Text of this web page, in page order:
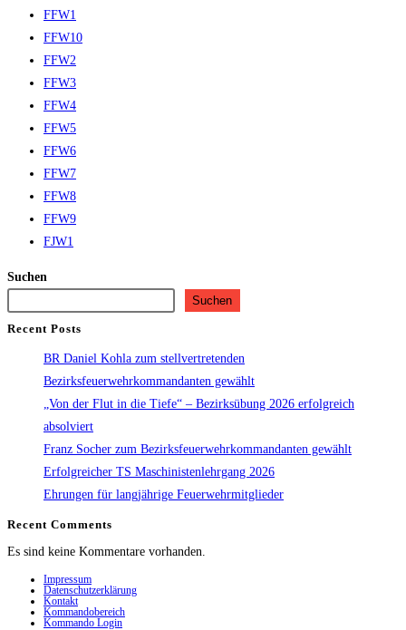
FFW1
FFW10
FFW2
FFW3
FFW4
FFW5
FFW6
FFW7
FFW8
FFW9
FJW1
Suchen
Suchen
Recent Posts
BR Daniel Kohla zum stellvertretenden
Bezirksfeuerwehrkommandanten gewählt
„Von der Flut in die Tiefe“ – Bezirksübung 2026 erfolgreich
absolviert
Franz Socher zum Bezirksfeuerwehrkommandanten gewählt
Erfolgreicher TS Maschinistenlehrgang 2026
Ehrungen für langjährige Feuerwehrmitglieder
Recent Comments
Es sind keine Kommentare vorhanden.
Impressum
Datenschutzerklärung
Kontakt
Kommandobereich
Kommando Login